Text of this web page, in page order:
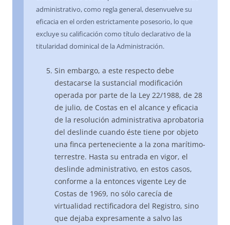
administrativo, como regla general, desenvuelve su
eficacia en el orden estrictamente posesorio, lo que
excluye su calificación como título declarativo de la
titularidad dominical de la Administración.
Sin embargo, a este respecto debe
destacarse la sustancial modificación
operada por parte de la Ley 22/1988, de 28
de julio, de Costas en el alcance y eficacia
de la resolución administrativa aprobatoria
del deslinde cuando éste tiene por objeto
una finca perteneciente a la zona marítimo-
terrestre. Hasta su entrada en vigor, el
deslinde administrativo, en estos casos,
conforme a la entonces vigente Ley de
Costas de 1969, no sólo carecía de
virtualidad rectificadora del Registro, sino
que dejaba expresamente a salvo las